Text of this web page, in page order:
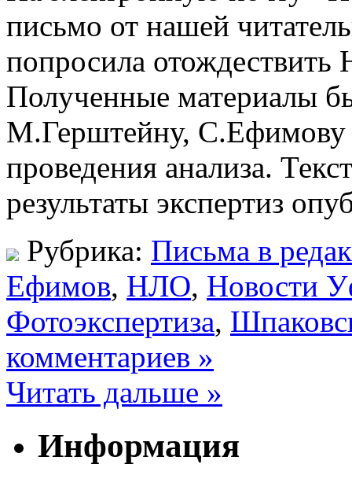
письмо от нашей
попросила
Полученные материалы
М.Герштейну,
проведения анализа.
результаты экспертиз
Рубрика: Письма в
Ефимов, НЛО, Новости
Фотоэкспертиза,
комментариев »
Читать дальше »
Информация